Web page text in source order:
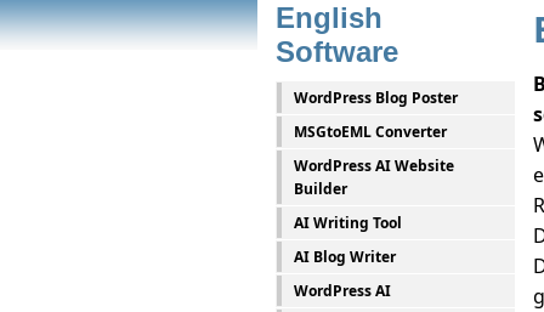
English
Software
WordPress Blog Poster
MSGtoEML Converter
WordPress AI Website
Builder
AI Writing Tool
AI Blog Writer
WordPress AI